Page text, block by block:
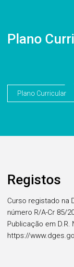
Plano
Plano Curricular
Registos
Curso registado na
número R/A-Cr 85/
Publicação em D.R.
https://